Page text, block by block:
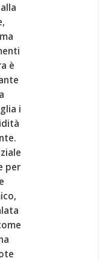
,
è
i
per